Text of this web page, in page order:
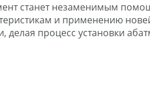
станет незаменимым
и применению
делая процесс установки